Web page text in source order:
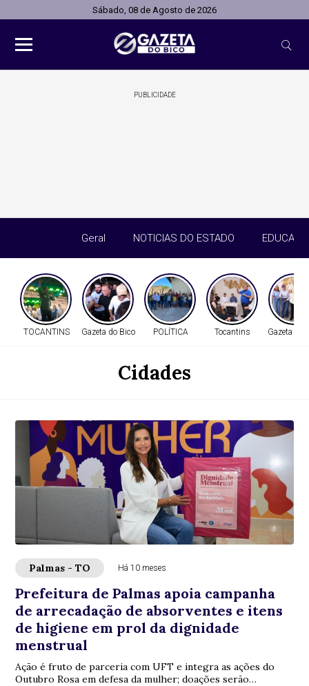
Sábado, 08 de Agosto de 2026
PUBLICIDADE
Geral NOTICIAS DO ESTADO
TOCANTINS Gazeta do Bico POLÍTICA Tocantins Gazeta do
Cidades
Palmas - TO Há 10 meses
Prefeitura de Palmas apoia campanha
de arrecadação de absorventes e itens
de higiene em prol da dignidade
menstrual
Ação é fruto de parceria com UFT e integra as ações do
Outubro Rosa em defesa da mulher; doações serão